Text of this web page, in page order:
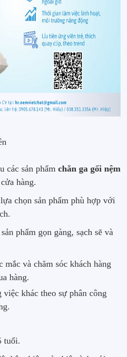
các sản phẩm chăn ga gối nệm
hàng.
chọn sản phẩm phù hợp với
phẩm gọn gàng, sạch sẽ và
và chăm sóc khách hàng
hàng.
khác theo sự phân công
tuổi.